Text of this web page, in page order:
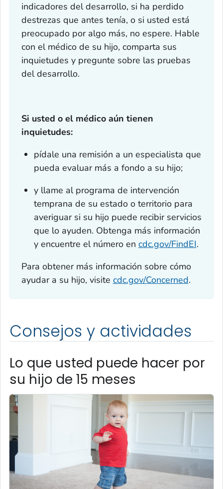
indicadores del desarrollo, si ha perdido
destrezas que antes tenía, o si usted está
preocupado por algo más, no espere. Hable
con el médico de su hijo, comparta sus
inquietudes y pregunte sobre las pruebas
del desarrollo.
Si usted o el médico aún tienen
inquietudes:
pídale una remisión a un especialista que
pueda evaluar más a fondo a su hijo;
y llame al programa de intervención
temprana de su estado o territorio para
averiguar si su hijo puede recibir servicios
que lo ayuden. Obtenga más información
y encuentre el número en cdc.gov/FindEI.
Para obtener más información sobre cómo
ayudar a su hijo, visite cdc.gov/Concerned.
Consejos y actividades
Lo que usted puede hacer por
su hijo de 15 meses